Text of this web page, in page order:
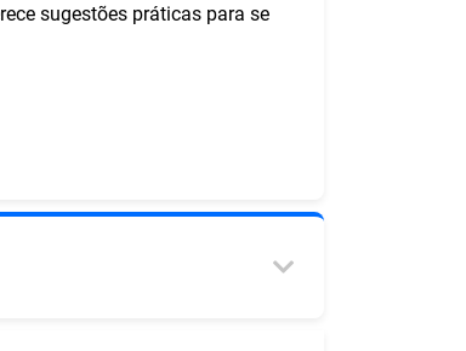
sugestões práticas para se